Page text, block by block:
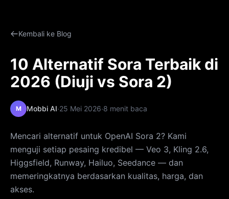
Kembali ke Blog
10 Alternatif Sora Terbaik di
2026 (Diuji vs Sora 2)
M Mobbi AI·25 Mei 2026·8 menit baca
Mencari alternatif untuk OpenAI Sora 2? Kami
menguji setiap pesaing kredibel — Veo 3, Kling 2.6,
Higgsfield, Runway, Hailuo, Seedance — dan
memeringkatnya berdasarkan kualitas, harga, dan
akses.